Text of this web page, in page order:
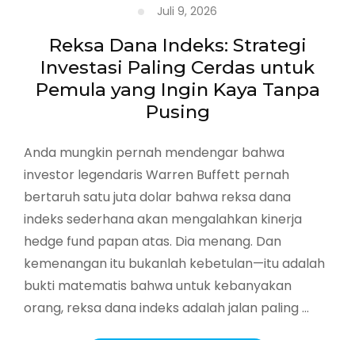
Perjalanan
Finansial
sebagai
Transformasi
Juli 9, 2026
Reksa Dana Indeks: Strategi
Investasi Paling Cerdas untuk
Pemula yang Ingin Kaya Tanpa
Pusing
Anda mungkin pernah mendengar bahwa
investor legendaris Warren Buffett pernah
bertaruh satu juta dolar bahwa reksa dana
indeks sederhana akan mengalahkan kinerja
hedge fund papan atas. Dia menang. Dan
kemenangan itu bukanlah kebetulan—itu adalah
bukti matematis bahwa untuk kebanyakan
orang, reksa dana indeks adalah jalan paling …